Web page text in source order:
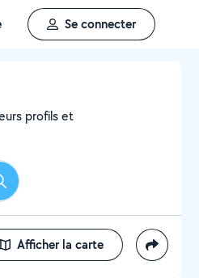
Se connecter
profils et
Afficher la carte